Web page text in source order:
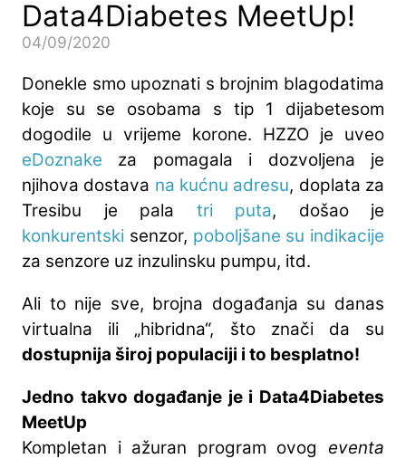
Data4Diabetes MeetUp!
04/09/2020
Donekle smo upoznati s brojnim blagodatima
koje su se osobama s tip 1 dijabetesom
dogodile u vrijeme korone. HZZO je uveo
eDoznake za pomagala i dozvoljena je
njihova dostava na kućnu adresu, doplata za
Tresibu je pala tri puta, došao je
konkurentski senzor, poboljšane su indikacije
za senzore uz inzulinsku pumpu, itd.
Ali to nije sve, brojna događanja su danas
virtualna ili „hibridna“, što znači da su
dostupnija široj populaciji i to besplatno!
Jedno takvo događanje je i Data4Diabetes
MeetUp
Kompletan i ažuran program ovog eventa